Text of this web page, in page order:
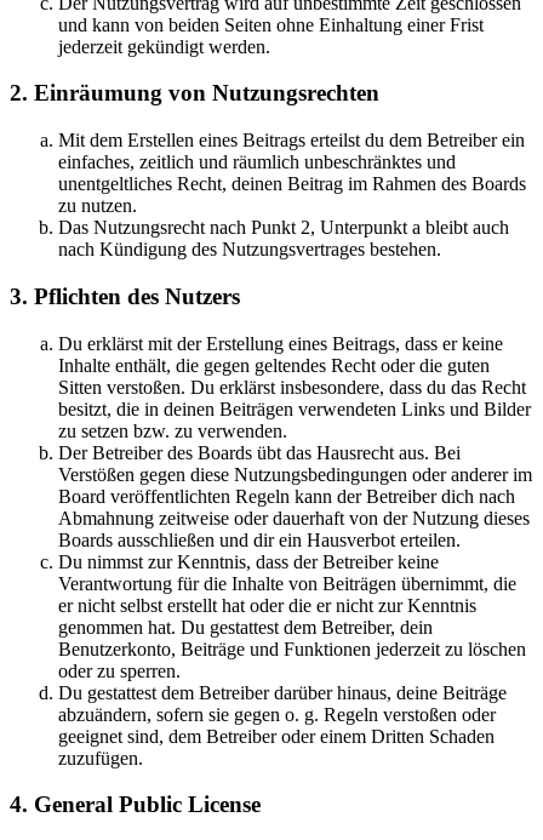
und kann von beiden Seiten ohne Einhaltung einer Frist
jederzeit gekündigt werden.
2. Einräumung von Nutzungsrechten
Mit dem Erstellen eines Beitrags erteilst du dem Betreiber ein
einfaches, zeitlich und räumlich unbeschränktes und
unentgeltliches Recht, deinen Beitrag im Rahmen des Boards
zu nutzen.
Das Nutzungsrecht nach Punkt 2, Unterpunkt a bleibt auch
nach Kündigung des Nutzungsvertrages bestehen.
3. Pflichten des Nutzers
Du erklärst mit der Erstellung eines Beitrags, dass er keine
Inhalte enthält, die gegen geltendes Recht oder die guten
Sitten verstoßen. Du erklärst insbesondere, dass du das Recht
besitzt, die in deinen Beiträgen verwendeten Links und Bilder
zu setzen bzw. zu verwenden.
Der Betreiber des Boards übt das Hausrecht aus. Bei
Verstößen gegen diese Nutzungsbedingungen oder anderer im
Board veröffentlichten Regeln kann der Betreiber dich nach
Abmahnung zeitweise oder dauerhaft von der Nutzung dieses
Boards ausschließen und dir ein Hausverbot erteilen.
Du nimmst zur Kenntnis, dass der Betreiber keine
Verantwortung für die Inhalte von Beiträgen übernimmt, die
er nicht selbst erstellt hat oder die er nicht zur Kenntnis
genommen hat. Du gestattest dem Betreiber, dein
Benutzerkonto, Beiträge und Funktionen jederzeit zu löschen
oder zu sperren.
Du gestattest dem Betreiber darüber hinaus, deine Beiträge
abzuändern, sofern sie gegen o. g. Regeln verstoßen oder
geeignet sind, dem Betreiber oder einem Dritten Schaden
zuzufügen.
4. General Public License